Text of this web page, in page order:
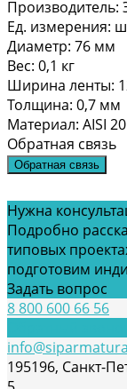
Производитель:
Ед. измерения:
Диаметр: 76 мм
Вес: 0,1 кг
Ширина ленты:
Толщина: 0,7 мм
Материал: AISI
Обратная связь
Обратная связь
Нужна
Подробно
типовых
подготовим
Задать вопрос
8 800 600 66 56
195196, Санкт-